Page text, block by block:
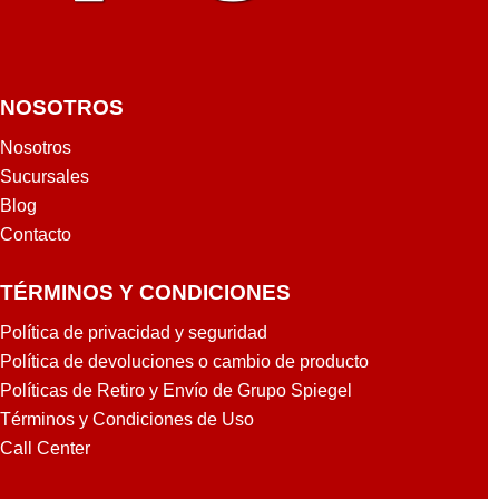
NOSOTROS
Nosotros
Sucursales
Blog
Contacto
TÉRMINOS Y CONDICIONES
Política de privacidad y seguridad
Política de devoluciones o cambio de producto
Políticas de Retiro y Envío de Grupo Spiegel
Términos y Condiciones de Uso
Call Center